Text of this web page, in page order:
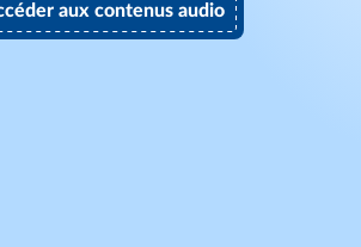
aux contenus audio